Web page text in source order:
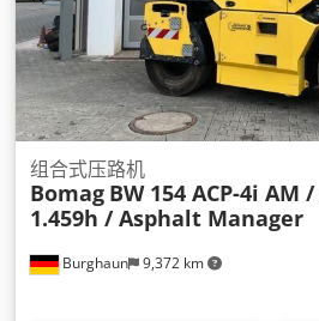
Burghaun 9,372 km
组合式压路机
Bomag BW 154 ACP-4i AM
1.459h / Asphalt Manager